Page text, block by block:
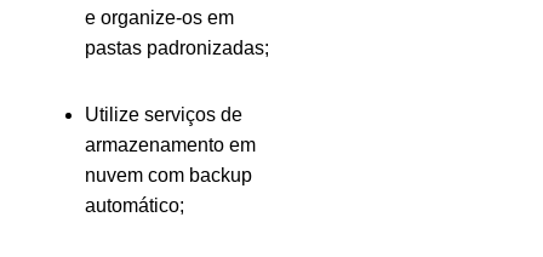
e organize-os em
pastas padronizadas;
Utilize serviços de
armazenamento em
nuvem com backup
automático;